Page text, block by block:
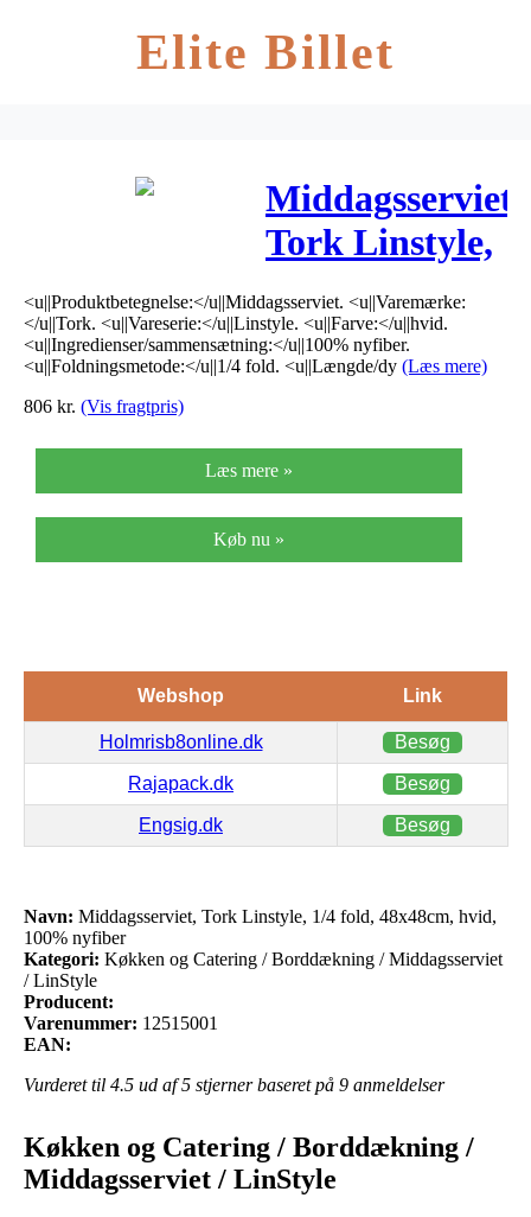
Elite Billet
Middagsserviet,
Tork Linstyle,
1/4 fold,
48x48cm,
hvid, 100%
<u||Produktbetegnelse:</u||Middagsserviet. <u||Varemærke:
</u||Tork. <u||Vareserie:</u||Linstyle. <u||Farve:</u||hvid.
<u||Ingredienser/sammensætning:</u||100% nyfiber.
<u||Foldningsmetode:</u||1/4 fold. <u||Længde/dy (Læs mere)
806 kr. (Vis fragtpris)
Læs mere »
Køb nu »
Webshop Link
Holmrisb8online.dk Besøg
Rajapack.dk Besøg
Engsig.dk Besøg
Navn: Middagsserviet, Tork Linstyle, 1/4 fold, 48x48cm, hvid,
100% nyfiber
Kategori: Køkken og Catering / Borddækning / Middagsserviet
/ LinStyle
Producent:
Varenummer: 12515001
EAN:
Vurderet til 4.5 ud af 5 stjerner baseret på 9 anmeldelser
Køkken og Catering / Borddækning /
Middagsserviet / LinStyle